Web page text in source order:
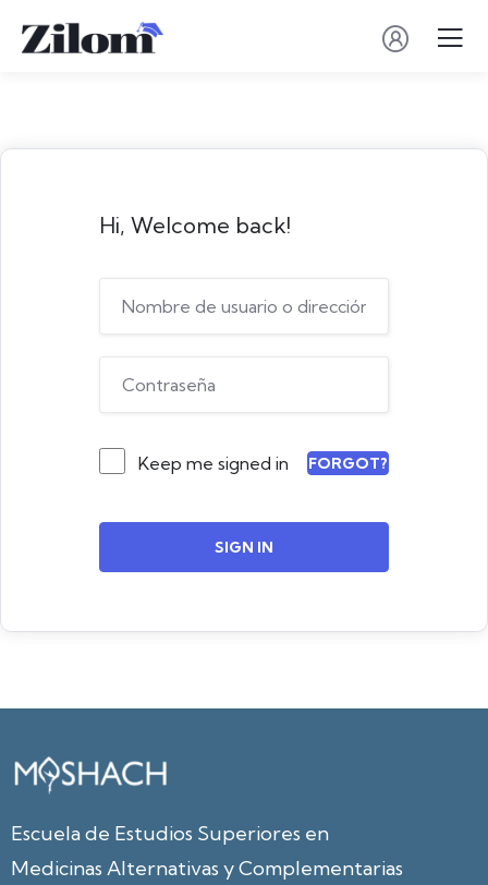
Hi, Welcome back!
Keep me signed in FORGOT?
SIGN IN
Escuela de Estudios Superiores en
Medicinas Alternativas y Complementarias